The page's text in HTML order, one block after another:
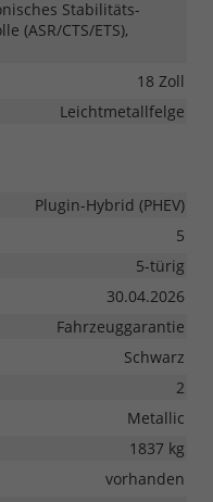
Stabilitäts-
(ASR/CTS/ETS),
18 Zoll
Leichtmetallfelge
Plugin-Hybrid (PHEV)
5
5-türig
30.04.2026
Fahrzeuggarantie
Schwarz
2
Metallic
1837 kg
vorhanden